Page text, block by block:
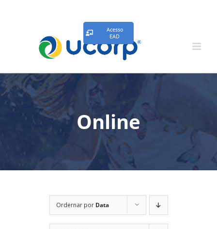
Acesso
EAD
Online
Ordernar por Data